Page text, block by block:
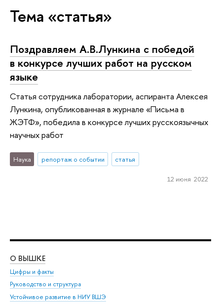
Тема «статья»
Поздравляем А.В.Лункина с победой
в конкурсе лучших работ на русском
языке
Статья сотрудника лаборатории, аспиранта Алексея
Лункина, опубликованная в журнале «Письма в
ЖЭТФ», победила в конкурсе лучших русскоязычных
научных работ
Наука репортаж о событии статья
12 июня 2022
О ВЫШКЕ
Цифры и факты
Руководство и структура
Устойчивое развитие в НИУ ВШЭ